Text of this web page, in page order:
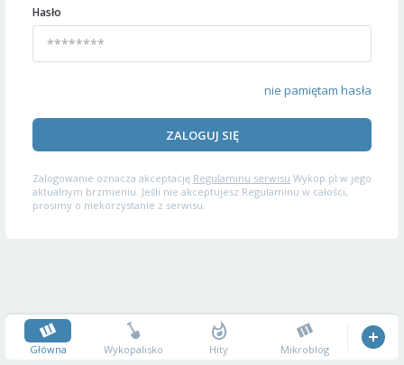
Hasło
nie pamiętam hasła
ZALOGUJ SIĘ
Zalogowanie oznacza akceptację Regulaminu serwisu Wykop.pl w jego
aktualnym brzmieniu. Jeśli nie akceptujesz Regulaminu w całości,
prosimy o niekorzystanie z serwisu.
Główna Wykopalisko Hity Mikroblog